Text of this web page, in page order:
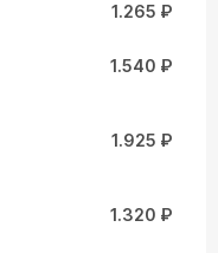
1.265 ₽
1.540 ₽
1.925 ₽
1.320 ₽